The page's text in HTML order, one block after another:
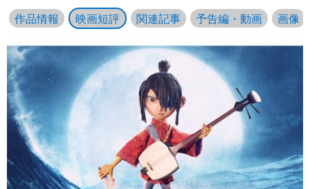
作品情報 映画短評 関連記事 予告編・動画 画像